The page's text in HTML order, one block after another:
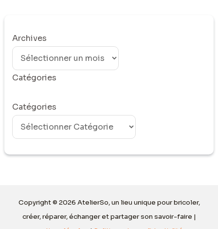
Archives
Catégories
Catégories
Copyright © 2026 AtelierSo, un lieu unique pour bricoler,
créer, réparer, échanger et partager son savoir-faire |